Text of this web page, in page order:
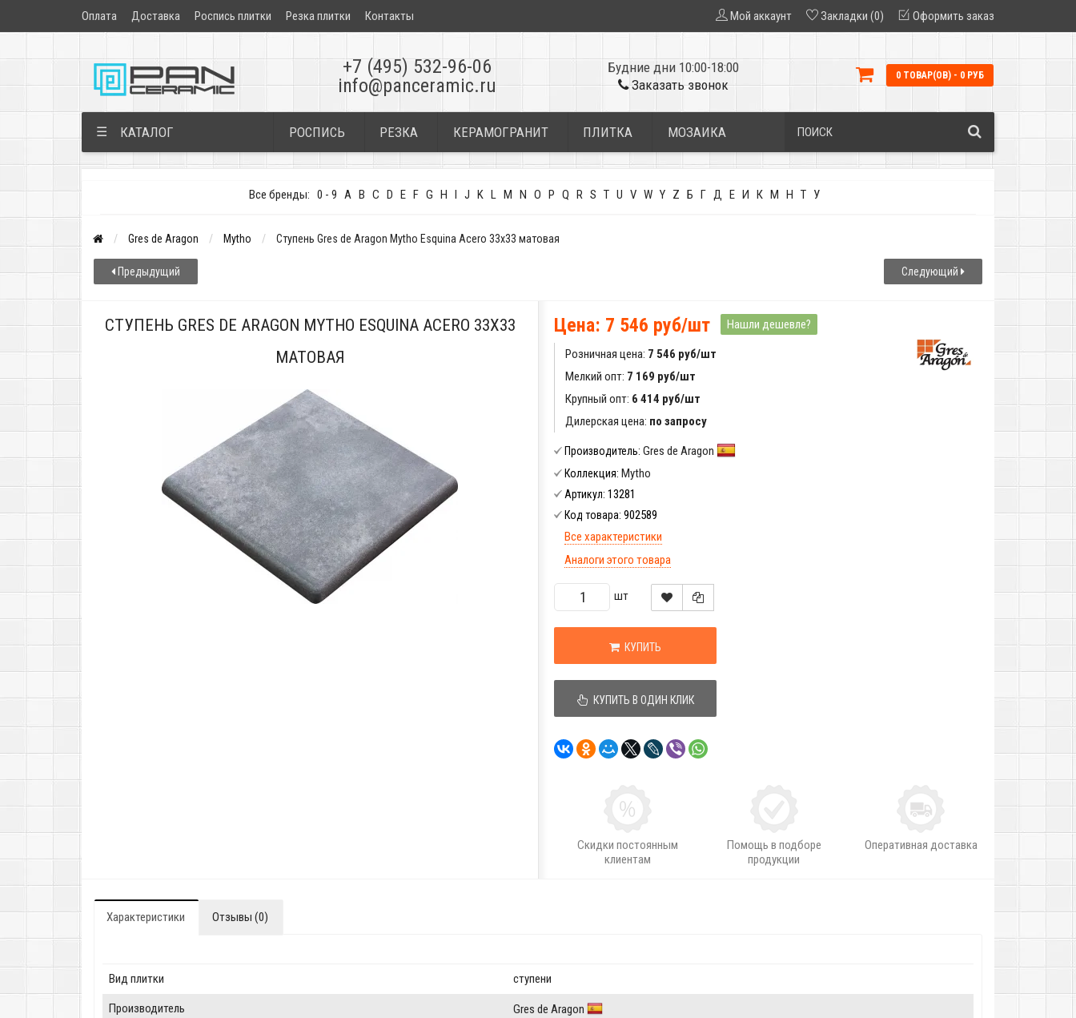
Оплата Доставка Роспись плитки Резка плитки Контакты Мой аккаунт Закладки (0) Оформить заказ
+7 (495) 532-96-06
info@panceramic.ru
Будние дни 10:00-18:00
Заказать звонок
0 ТОВАР(ОВ) - 0 РУБ
☰ КАТАЛОГ РОСПИСЬ РЕЗКА КЕРАМОГРАНИТ ПЛИТКА МОЗАИКА
Все бренды: 0 - 9 A B C D E F G H I J K L M N O P Q R S T U V W Y Z Б Г Д Е И К М Н Т У
Gres de Aragon Mytho Ступень Gres de Aragon Mytho Esquina Acero 33x33 матовая
Предыдущий Следующий
СТУПЕНЬ GRES DE ARAGON MYTHO ESQUINA ACERO 33X33
МАТОВАЯ
Цена: 7 546 руб/шт Нашли дешевле?
Розничная цена: 7 546 руб/шт
Мелкий опт: 7 169 руб/шт
Крупный опт: 6 414 руб/шт
Дилерская цена: по запросу
Производитель: Gres de Aragon
Коллекция: Mytho
Артикул: 13281
Код товара: 902589
Все характеристики
Аналоги этого товара
шт
КУПИТЬ
КУПИТЬ В ОДИН КЛИК
Скидки постоянным
клиентам
Помощь в подборе
продукции
Оперативная доставка
Характеристики Отзывы (0)
Вид плитки ступени
Производитель Gres de Aragon